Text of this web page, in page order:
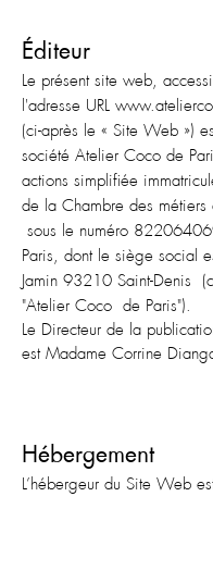
Éditeur
Le présent site web,
l'adresse URL
(ci-après le « Site Web »)
société Atelier Coco de
actions simplifiée
de la Chambre des métiers
sous le numéro
Paris, dont le siège social
Jamin 93210 Saint-Denis
"Atelier Coco de Paris").
Le Directeur de la
est Madame Corrine
Hébergement
L’hébergeur du Site Web